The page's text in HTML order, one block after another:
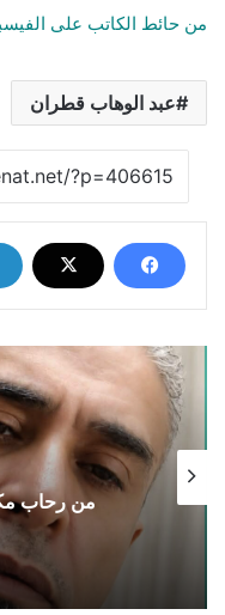
من حائط الكاتب على
عبد الوهاب قطران
من رحاب